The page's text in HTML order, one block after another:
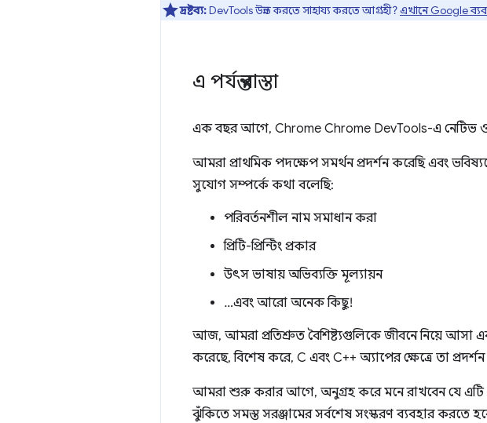
দ্রষ্টব্য:DevTools উন্নত করতে সাহায্য করতে আগ্রহী?এখানে Google
এ পর্যন্ত রাস্তা
এক বছর আগে, Chrome Chrome DevTools-এ নেটিভ
আমরা প্রাথমিক পদক্ষেপ সমর্থন প্রদর্শন করেছি এবং
সুযোগ সম্পর্কে কথা বলেছি:
পরিবর্তনশীল নাম সমাধান করা
প্রিটি-প্রিন্টিং প্রকার
উৎস ভাষায় অভিব্যক্তি মূল্যায়ন
…এবং আরো অনেক কিছু!
আজ, আমরা প্রতিশ্রুত বৈশিষ্ট্যগুলিকে জীবনে নিয়ে আসা
করেছে, বিশেষ করে, C এবং C++ অ্যাপের ক্ষেত্রে তা
আমরা শুরু করার আগে, অনুগ্রহ করে মনে রাখবেন যে
ঝুঁকিতে সমস্ত সরঞ্জামের সর্বশেষ সংস্করণ ব্যবহার